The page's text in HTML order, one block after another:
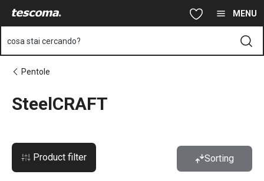
Vai al contenuto principale MENU
cosa stai cercando?
Pentole
SteelCRAFT
Product filter Sorting